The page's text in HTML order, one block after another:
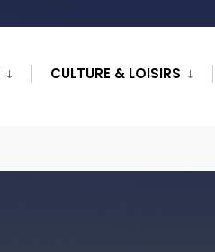
CULTURE & LOISIRS